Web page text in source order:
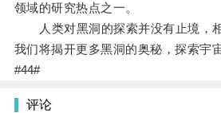
领域的研究热点之一。
人类对黑洞的探索并没有止境，相
我们将揭开更多黑洞的奥秘，探索宇
#44#
评论